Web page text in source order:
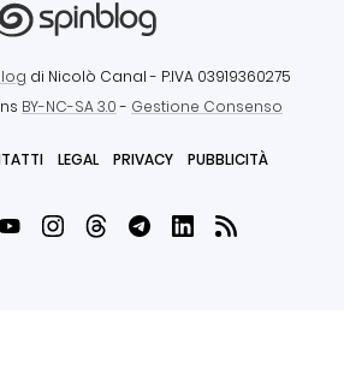
di Nicolò Canal - P.IVA 03919360275
BY-NC-SA 3.0- Gestione Consenso
LEGAL PRIVACY PUBBLICITÀ